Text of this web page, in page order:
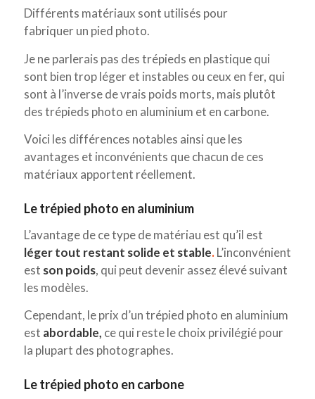
Différents matériaux sont utilisés pour
fabriquer un pied photo.
Je ne parlerais pas des trépieds en plastique qui
sont bien trop léger et instables ou ceux en fer, qui
sont à l’inverse de vrais poids morts, mais plutôt
des trépieds photo en aluminium et en carbone.
Voici les différences notables ainsi que les
avantages et inconvénients que chacun de ces
matériaux apportent réellement.
Le trépied photo en aluminium
L’avantage de ce type de matériau est qu’il est
léger tout restant solide et stable.L’inconvénient
est son poids, qui peut devenir assez élevé suivant
les modèles.
Cependant, le prix d’un trépied photo en aluminium
est abordable, ce qui reste le choix privilégié pour
la plupart des photographes.
Le trépied photo en carbone